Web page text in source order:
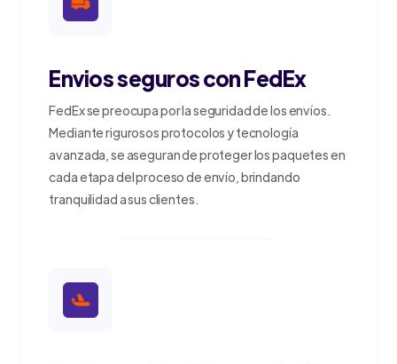
Envios seguros con FedEx
FedEx se preocupa por la seguridad de los envíos.
Mediante rigurosos protocolos y tecnología
avanzada, se aseguran de proteger los paquetes en
cada etapa del proceso de envío, brindando
tranquilidad a sus clientes.